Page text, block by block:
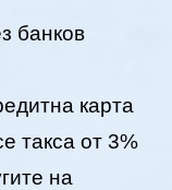
банков
карта
такса от 3%
на